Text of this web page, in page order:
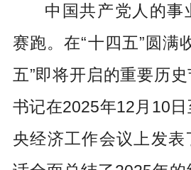
中国共产党人的事
赛跑。在“十四五”圆满
五”即将开启的重要历
书记在2025年12月10
央经济工作会议上发